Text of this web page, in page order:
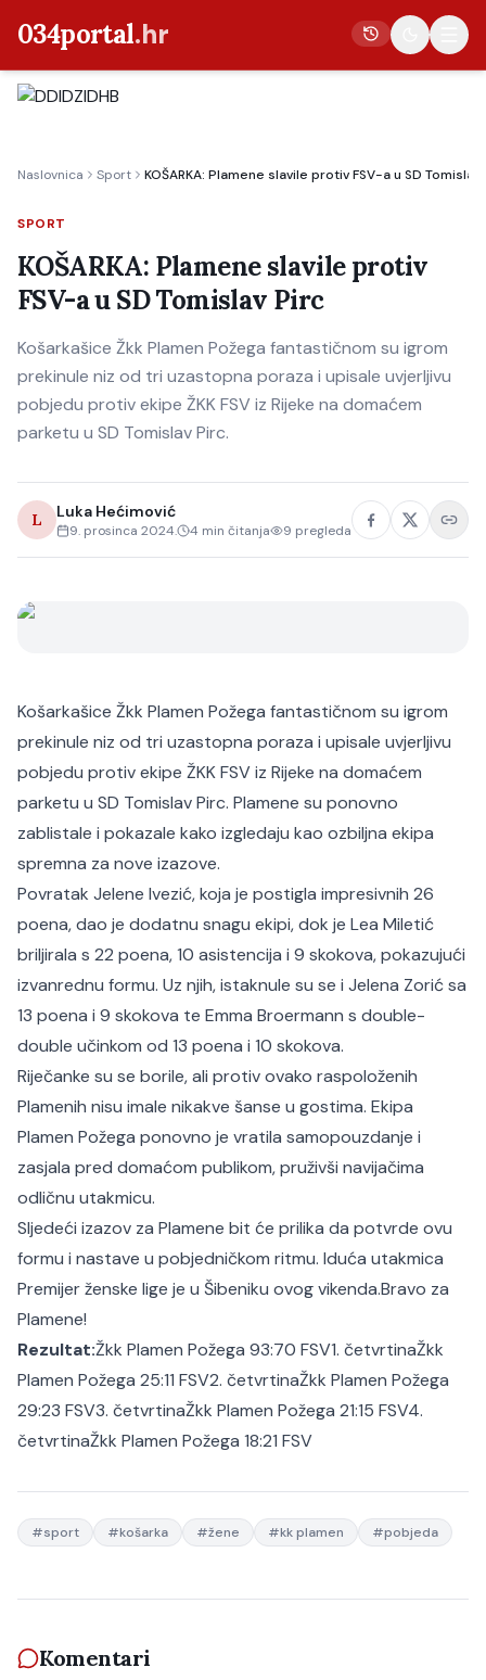
034portal.hr
Crna kronika
Poljoprivreda
Politika
Gospodarstvo
Kultura
Sport
Naslovnica Sport KOŠARKA: Plamene slavile protiv FSV-a u SD Tomislav
SPORT
KOŠARKA: Plamene slavile protiv
FSV-a u SD Tomislav Pirc
Košarkašice Žkk Plamen Požega fantastičnom su igrom
prekinule niz od tri uzastopna poraza i upisale uvjerljivu
pobjedu protiv ekipe ŽKK FSV iz Rijeke na domaćem
parketu u SD Tomislav Pirc.
L Luka Hećimović
9. prosinca 2024. 4 min čitanja 9 pregleda
Košarkašice Žkk Plamen Požega fantastičnom su igrom
prekinule niz od tri uzastopna poraza i upisale uvjerljivu
pobjedu protiv ekipe ŽKK FSV iz Rijeke na domaćem
parketu u SD Tomislav Pirc. Plamene su ponovno
zablistale i pokazale kako izgledaju kao ozbiljna ekipa
spremna za nove izazove.
Povratak Jelene Ivezić, koja je postigla impresivnih 26
poena, dao je dodatnu snagu ekipi, dok je Lea Miletić
briljirala s 22 poena, 10 asistencija i 9 skokova, pokazujući
izvanrednu formu. Uz njih, istaknule su se i Jelena Zorić sa
13 poena i 9 skokova te Emma Broermann s double-
double učinkom od 13 poena i 10 skokova.
Riječanke su se borile, ali protiv ovako raspoloženih
Plamenih nisu imale nikakve šanse u gostima. Ekipa
Plamen Požega ponovno je vratila samopouzdanje i
zasjala pred domaćom publikom, pruživši navijačima
odličnu utakmicu.
Sljedeći izazov za Plamene bit će prilika da potvrde ovu
formu i nastave u pobjedničkom ritmu. Iduća utakmica
Premijer ženske lige je u Šibeniku ovog vikenda.Bravo za
Plamene!
Rezultat:Žkk Plamen Požega 93:70 FSV1. četvrtinaŽkk
Plamen Požega 25:11 FSV2. četvrtinaŽkk Plamen Požega
29:23 FSV3. četvrtinaŽkk Plamen Požega 21:15 FSV4.
četvrtinaŽkk Plamen Požega 18:21 FSV
#sport #košarka #žene #kk plamen #pobjeda
Komentari